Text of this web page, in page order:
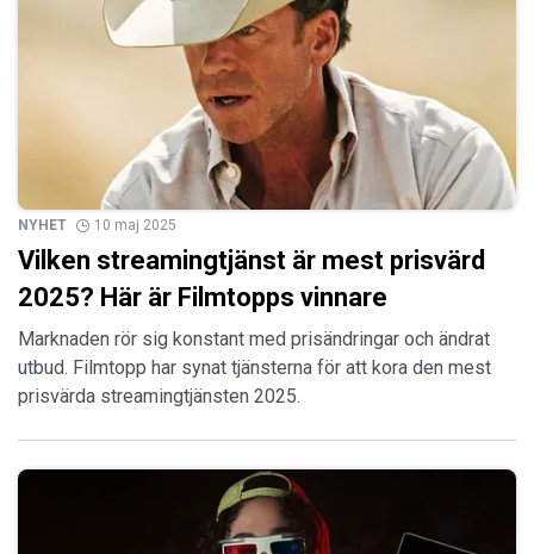
NYHET 10 maj 2025
Vilken streamingtjänst är mest prisvärd
2025? Här är Filmtopps vinnare
Marknaden rör sig konstant med prisändringar och ändrat
utbud. Filmtopp har synat tjänsterna för att kora den mest
prisvärda streamingtjänsten 2025.